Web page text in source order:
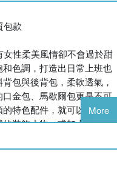
包款
性柔美風情卻不會過於甜
色調，打造出日常上班也
包與後背包，柔軟透氣，
金包、馬歇爾包更是不可
特色配件，就可以讓成品
裝飾小物，或加上毛海以
季都能帶著心愛的包包外
本鉤織針法，也能完成書
式，準備線材與配件，動
More